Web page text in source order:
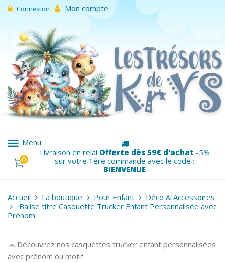
Connexion Mon compte
menu Menu
0
Livraison en relai Offerte dès 59€ d'achat -5%
sur votre 1ère commande avec le code :
BIENVENUE
Accueil La boutique Pour Enfant
Déco & Accessoires
Balise titre Casquette Trucker Enfant Personnalisée avec
Prénom
🧢 Découvrez nos casquettes trucker enfant personnalisées
avec prénom ou motif.